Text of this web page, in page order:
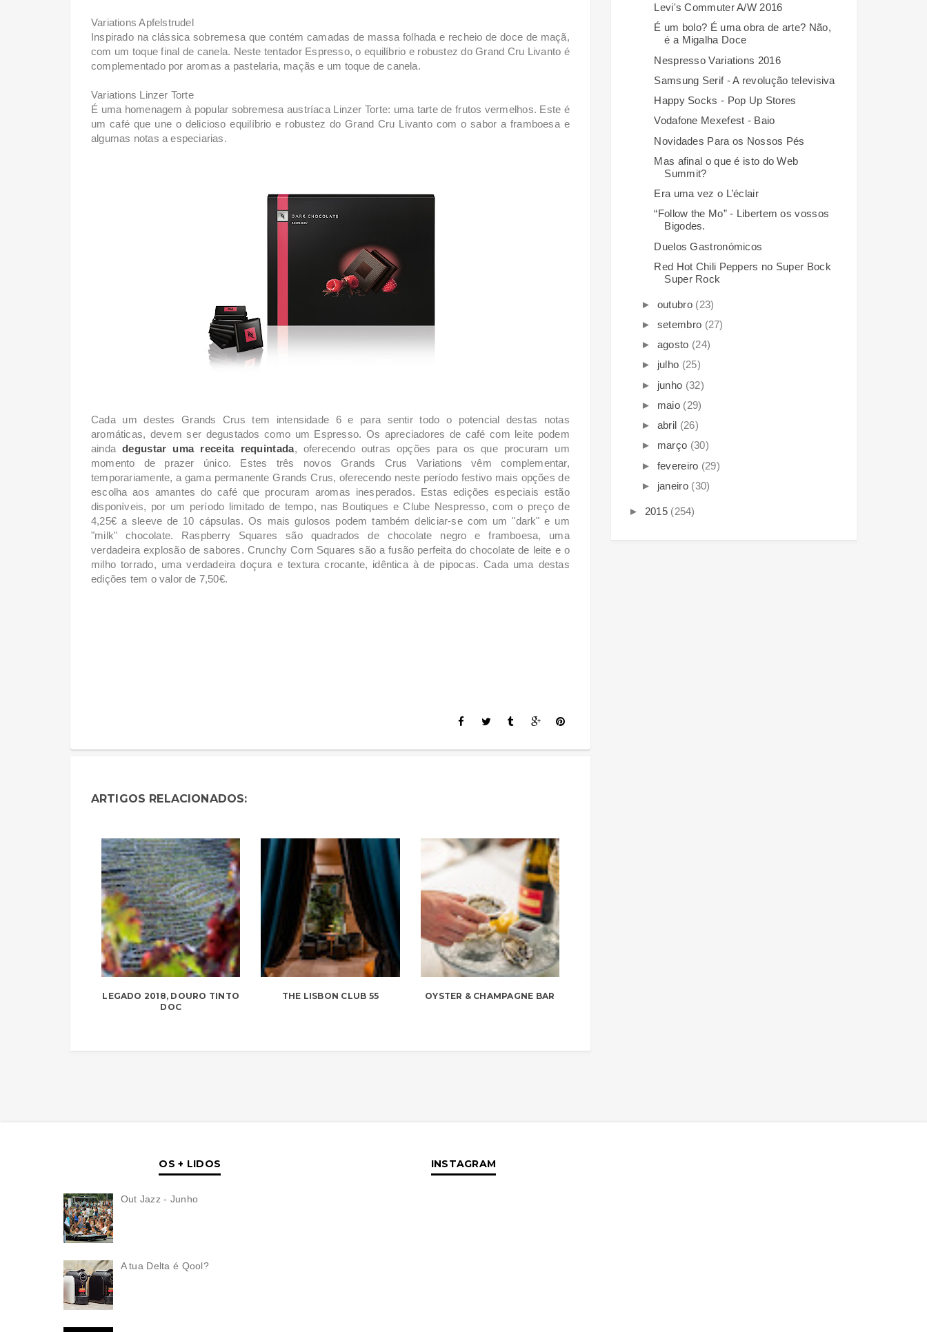
Variations Apfelstrudel
Inspirado na clássica sobremesa que contém camadas de massa folhada e recheio de doce de maçã,
com um toque final de canela. Neste tentador Espresso, o equilíbrio e robustez do Grand Cru Livanto é
complementado por aromas a pastelaria, maçãs e um toque de canela.
Variations Linzer Torte
É uma homenagem à popular sobremesa austríaca Linzer Torte: uma tarte de frutos vermelhos. Este é
um café que une o delicioso equilíbrio e robustez do Grand Cru Livanto com o sabor a framboesa e
algumas notas a especiarias.
Cada um destes Grands Crus tem intensidade 6 e para sentir todo o potencial destas notas
aromáticas, devem ser degustados como um Espresso. Os apreciadores de café com leite podem
ainda degustar uma receita requintada, oferecendo outras opções para os que procuram um
momento de prazer único. Estes três novos Grands Crus Variations vêm complementar,
temporariamente, a gama permanente Grands Crus, oferecendo neste período festivo mais opções de
escolha aos amantes do café que procuram aromas inesperados. Estas edições especiais estão
disponíveis, por um período limitado de tempo, nas Boutiques e Clube Nespresso, com o preço de
4,25€ a sleeve de 10 cápsulas. Os mais gulosos podem também deliciar-se com um "dark" e um
"milk" chocolate. Raspberry Squares são quadradosde chocolate negro e framboesa, uma
verdadeiraexplosão de sabores. Crunchy Corn Squares são a fusão perfeita dochocolate de leite e o
milho torrado, uma verdadeiradoçura e textura crocante, idêntica à de pipocas. Cada uma destas
edições tem o valor de 7,50€.
ARTIGOS RELACIONADOS:
LEGADO 2018, DOURO TINTO
DOC
THE LISBON CLUB 55 OYSTER & CHAMPAGNE BAR
Levi's Commuter A/W 2016
É um bolo? É uma obra de arte? Não,
é a Migalha Doce
Nespresso Variations 2016
Samsung Serif - A revolução televisiva
Happy Socks - Pop Up Stores
Vodafone Mexefest - Baio
Novidades Para os Nossos Pés
Mas afinal o que é isto do Web
Summit?
Era uma vez o L’éclair
“Follow the Mo” - Libertem os vossos
Bigodes.
Duelos Gastronómicos
Red Hot Chili Peppers no Super Bock
Super Rock
► outubro (23)
► setembro (27)
► agosto (24)
► julho (25)
► junho (32)
► maio (29)
► abril (26)
► março (30)
► fevereiro (29)
► janeiro (30)
► 2015 (254)
OS + LIDOS
Out Jazz - Junho
A tua Delta é Qool?
INSTAGRAM